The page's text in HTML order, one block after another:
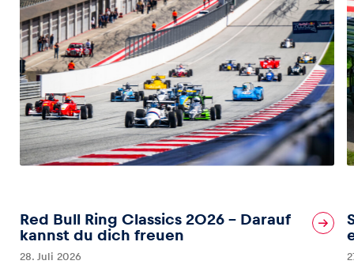
Red Bull Ring Classics 2026 – Darauf
kannst du dich freuen
28. Juli 2026